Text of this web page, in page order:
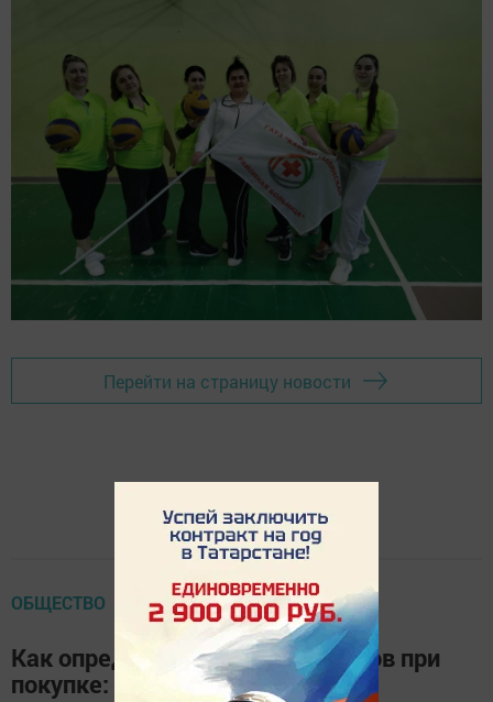
Перейти на страницу новости
ОБЩЕСТВО
Как определить свежесть цветов при
покупке: полное руководство